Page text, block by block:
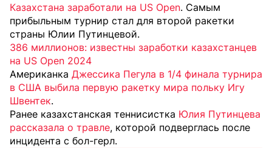
Казахстана заработали на US Open. Самым
прибыльным турнир стал для второй ракетки
страны Юлии Путинцевой.
386 миллионов: известны заработки казахстанцев
на US Open 2024
Американка Джессика Пегула в 1/4 финала турнира
в США выбила первую ракетку мира польку Игу
Швентек.
Ранее казахстанская теннисистка Юлия Путинцева
рассказала о травле, которой подверглась после
инцидента с бол-герл.